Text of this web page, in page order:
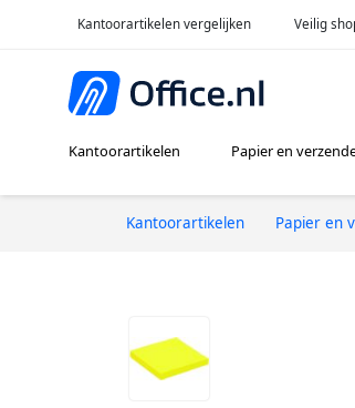
Kantoorartikelen vergelijken Veilig
Kantoorartikelen Papier en
Kantoorartikelen Papier en